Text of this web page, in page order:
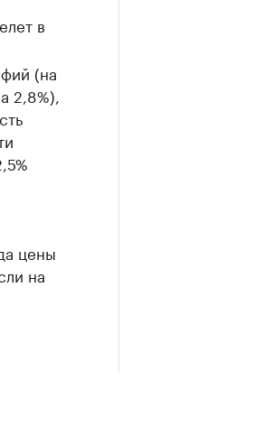
в
(на
2,8%),
цены
на